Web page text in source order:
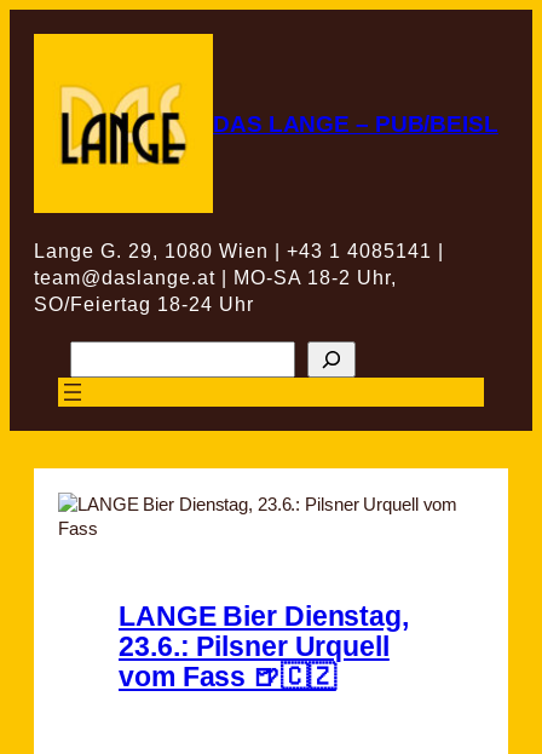
DAS LANGE – PUB/BEISL
Lange G. 29, 1080 Wien | +43 1 4085141 |
team@daslange.at | MO-SA 18-2 Uhr,
SO/Feiertag 18-24 Uhr
LANGE Bier Dienstag,
23.6.: Pilsner Urquell
vom Fass 🍺🇨🇿